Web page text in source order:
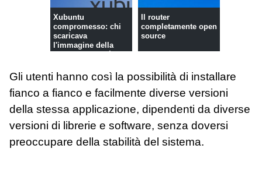
Xubuntu
compromesso: chi
scaricava
l'immagine della
Il router
completamente open
source
Gli utenti hanno così la possibilità di installare
fianco a fianco e facilmente diverse versioni
della stessa applicazione, dipendenti da diverse
versioni di librerie e software, senza doversi
preoccupare della stabilità del sistema.